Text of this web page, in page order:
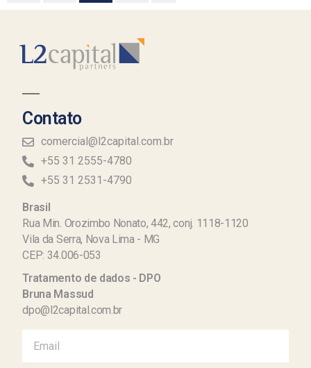
Contato
comercial@l2capital.com.br
+55 31 2555-4780
+55 31 2531-4790
Brasil
Rua Min. Orozimbo Nonato, 442, conj. 1118-1120
Vila da Serra, Nova Lima - MG
CEP: 34.006-053
Tratamento de dados - DPO
Bruna Massud
dpo@l2capital.com.br